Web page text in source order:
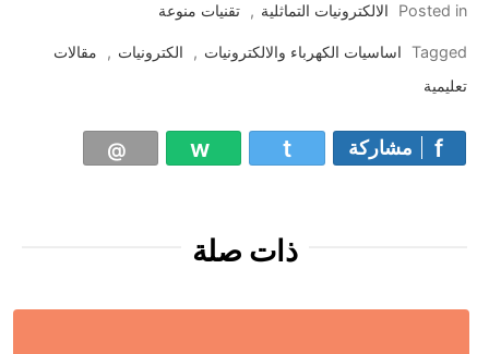
Posted in الالكترونيات التماثلية , تقنيات منوعة
Tagged اساسيات الكهرباء والالكترونيات , الكترونيات ,
مقالات
تعليمية
مشاركة
ذات صلة